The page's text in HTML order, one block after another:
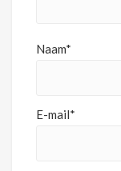
Naam*
E-mail*